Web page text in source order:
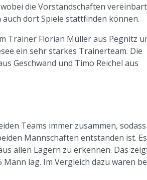
die Vorstandschaften vereinbart
dort Spiele stattfinden können.
Trainer Florian Müller aus Pegnitz
ein sehr starkes Trainerteam. Die
Geschwand und Timo Reichel aus
Teams immer zusammen, sodass
Mannschaften entstanden ist. Es
allen Lagern zu erkennen. Das
lag. Im Vergleich dazu waren